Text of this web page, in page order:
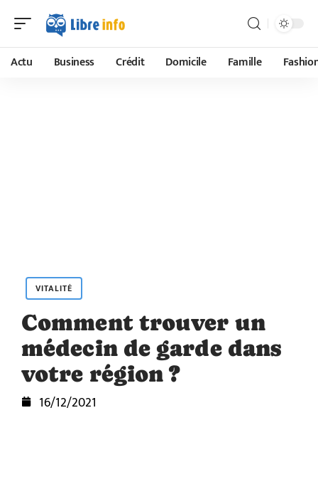
Actu Business Crédit Domicile Famille
VITALITÉ
Comment trouver un
médecin de garde dans
votre région ?
16/12/2021